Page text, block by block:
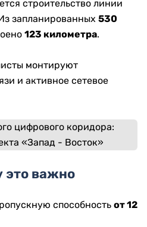
строительство линии
запланированных 530
123 километра.
монтируют
и активное сетевое
это важно
способность от 12